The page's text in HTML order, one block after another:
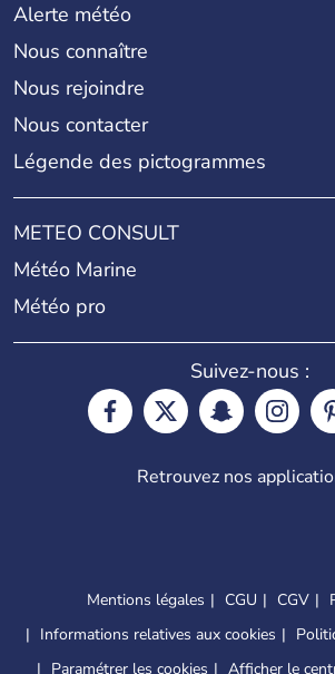
Alerte météo
Nous connaître
Nous rejoindre
Nous contacter
Légende des pictogrammes
METEO CONSULT
Météo Marine
Météo pro
Suivez-nous :
Retrouvez nos
Mentions légales CGU CGV
Informations relatives aux cookies
Paramétrer les cookies
Afficher le